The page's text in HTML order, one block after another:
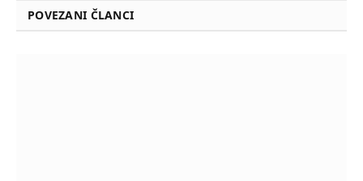
POVEZANI ČLANCI